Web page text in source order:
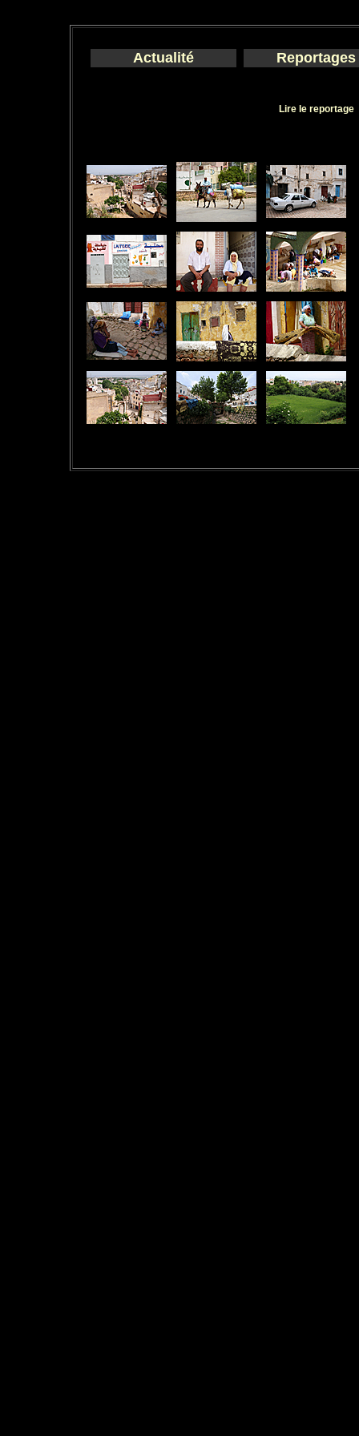
Actualité Reportages
Lire le reportage